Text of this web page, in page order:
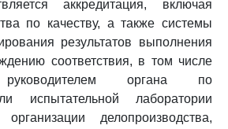
аккредитация, включая
по качеству, а также системы
результатов выполнения
соответствия, в том числе
руководителем органа по
испытательной лаборатории
делопроизводства,